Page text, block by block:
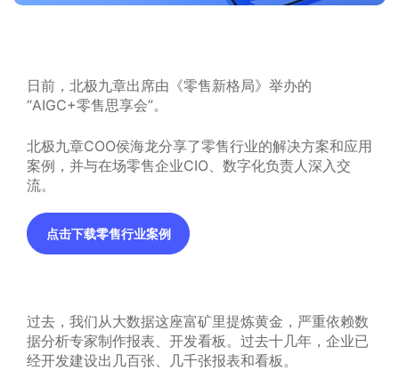
日前，北极九章出席由《零售新格局》举办的
“AIGC+零售思享会”。
北极九章COO侯海龙分享了零售行业的解决方案和应用
案例，并与在场零售企业CIO、数字化负责人深入交
流。
点击下载零售行业案例
过去，我们从大数据这座富矿里提炼黄金，严重依赖数
据分析专家制作报表、开发看板。过去十几年，企业已
经开发建设出几百张、几千张报表和看板。